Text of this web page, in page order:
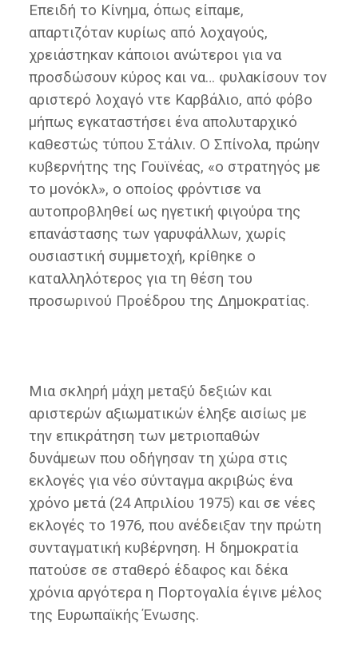
Επειδή το Κίνημα, όπως είπαμε,
απαρτιζόταν κυρίως από λοχαγούς,
χρειάστηκαν κάποιοι ανώτεροι για να
προσδώσουν κύρος και να… φυλακίσουν τον
αριστερό λοχαγό ντε Καρβάλιο, από φόβο
μήπως εγκαταστήσει ένα απολυταρχικό
καθεστώς τύπου Στάλιν. Ο Σπίνολα, πρώην
κυβερνήτης της Γουϊνέας, «ο στρατηγός με
το μονόκλ», ο οποίος φρόντισε να
αυτοπροβληθεί ως ηγετική φιγούρα της
επανάστασης των γαρυφάλλων, χωρίς
ουσιαστική συμμετοχή, κρίθηκε ο
καταλληλότερος για τη θέση του
προσωρινού Προέδρου της Δημοκρατίας.
Μια σκληρή μάχη μεταξύ δεξιών και
αριστερών αξιωματικών έληξε αισίως με
την επικράτηση των μετριοπαθών
δυνάμεων που οδήγησαν τη χώρα στις
εκλογές για νέο σύνταγμα ακριβώς ένα
χρόνο μετά (24 Απριλίου 1975) και σε νέες
εκλογές το 1976, που ανέδειξαν την πρώτη
συνταγματική κυβέρνηση. Η δημοκρατία
πατούσε σε σταθερό έδαφος και δέκα
χρόνια αργότερα η Πορτογαλία έγινε μέλος
της Ευρωπαϊκής Ένωσης.